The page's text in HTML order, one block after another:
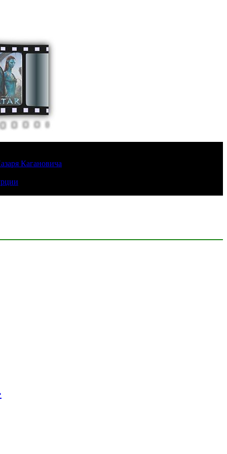
Кагановича